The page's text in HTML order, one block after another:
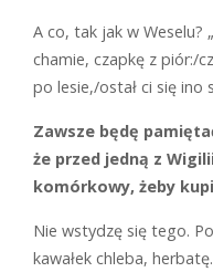
A co, tak jak w Weselu?
chamie, czapkę z piór:/
po lesie,/ostał ci się ino
Zawsze będę
że przed jedną z
komórkowy, żeby
Nie wstydzę się tego.
kawałek chleba,